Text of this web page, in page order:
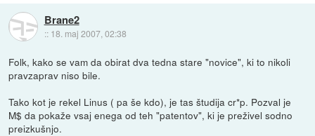
Brane2
:: 18. maj 2007, 02:38
Folk, kako se vam da obirat dva tedna stare "novice", ki to nikoli
pravzaprav niso bile.
Tako kot je rekel Linus ( pa še kdo), je tas študija cr*p. Pozval je
M$ da pokaže vsaj enega od teh "patentov", ki je preživel sodno
preizkušnjo.